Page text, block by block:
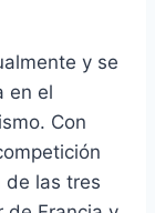
y se
en el
Con
de las tres